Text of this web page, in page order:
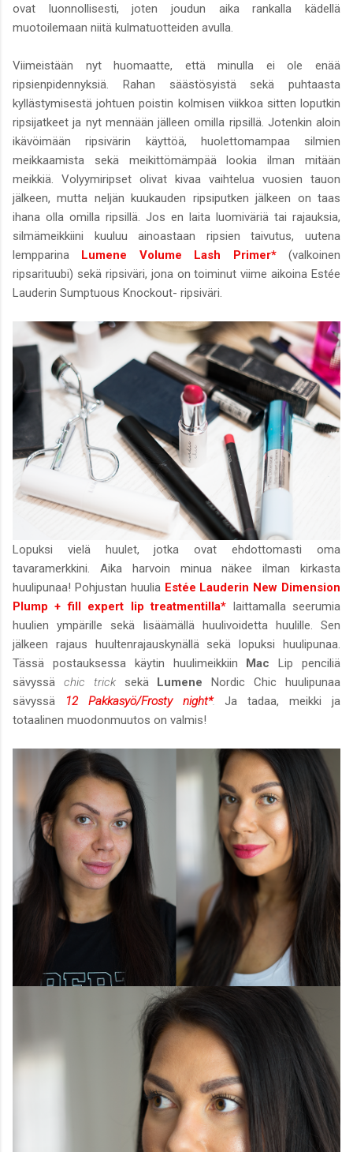
ovat luonnollisesti, joten joudun aika rankalla kädellä
muotoilemaan niitä kulmatuotteiden avulla.
Viimeistään nyt huomaatte, että minulla ei ole enää
ripsienpidennyksiä. Rahan säästösyistä sekä puhtaasta
kyllästymisestä johtuen poistin kolmisen viikkoa sitten loputkin
ripsijatkeet ja nyt mennään jälleen omilla ripsillä. Jotenkin aloin
ikävöimään ripsivärin käyttöä, huolettomampaa silmien
meikkaamista sekä meikittömämpää lookia ilman mitään
meikkiä. Volyymiripset olivat kivaa vaihtelua vuosien tauon
jälkeen, mutta neljän kuukauden ripsiputken jälkeen on taas
ihana olla omilla ripsillä. Jos en laita luomiväriä tai rajauksia,
silmämeikkiini kuuluu ainoastaan ripsien taivutus, uutena
lempparina Lumene Volume Lash Primer*(valkoinen
ripsarituubi) sekä ripsiväri, jona on toiminut viime aikoina Estée
Lauderin Sumptuous Knockout- ripsiväri.
Lopuksi vielä huulet, jotka ovat ehdottomasti oma
tavaramerkkini. Aika harvoin minua näkee ilman kirkasta
huulipunaa! Pohjustan huulia Estée Lauderin New Dimension
Plump + fill expert lip treatmentilla* laittamalla seerumia
huulien ympärille sekä lisäämällä huulivoidetta huulille. Sen
jälkeen rajaus huultenrajauskynällä sekä lopuksi huulipunaa.
Tässä postauksessa käytin huulimeikkiin Mac Lip penciliä
sävyssä chic tricksekä LumeneNordic Chic huulipunaa
sävyssä
12 Pakkasyö/Frosty night*.Ja tadaa, meikki ja
totaalinen muodonmuutos on valmis!